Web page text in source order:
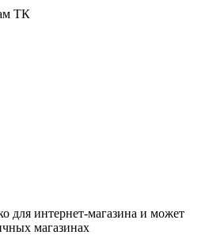
ТК
для интернет-магазина и может
магазинах